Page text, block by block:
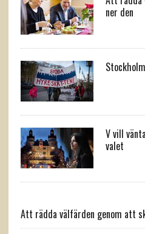
ner den
V vill
valet
Att rädda välfärden genom att